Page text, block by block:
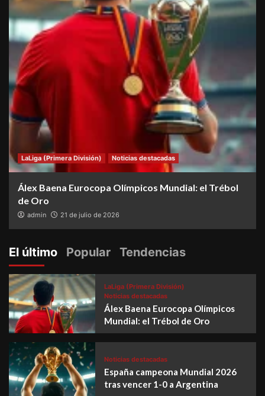
LaLiga (Primera División) Noticias destacadas
Álex Baena Eurocopa Olímpicos Mundial: el Trébol
de Oro
admin 21 de julio de 2026
El último Popular Tendencias
LaLiga (Primera División)
Noticias destacadas
Álex Baena Eurocopa Olímpicos
Mundial: el Trébol de Oro
Noticias destacadas
España campeona Mundial 2026
tras vencer 1-0 a Argentina